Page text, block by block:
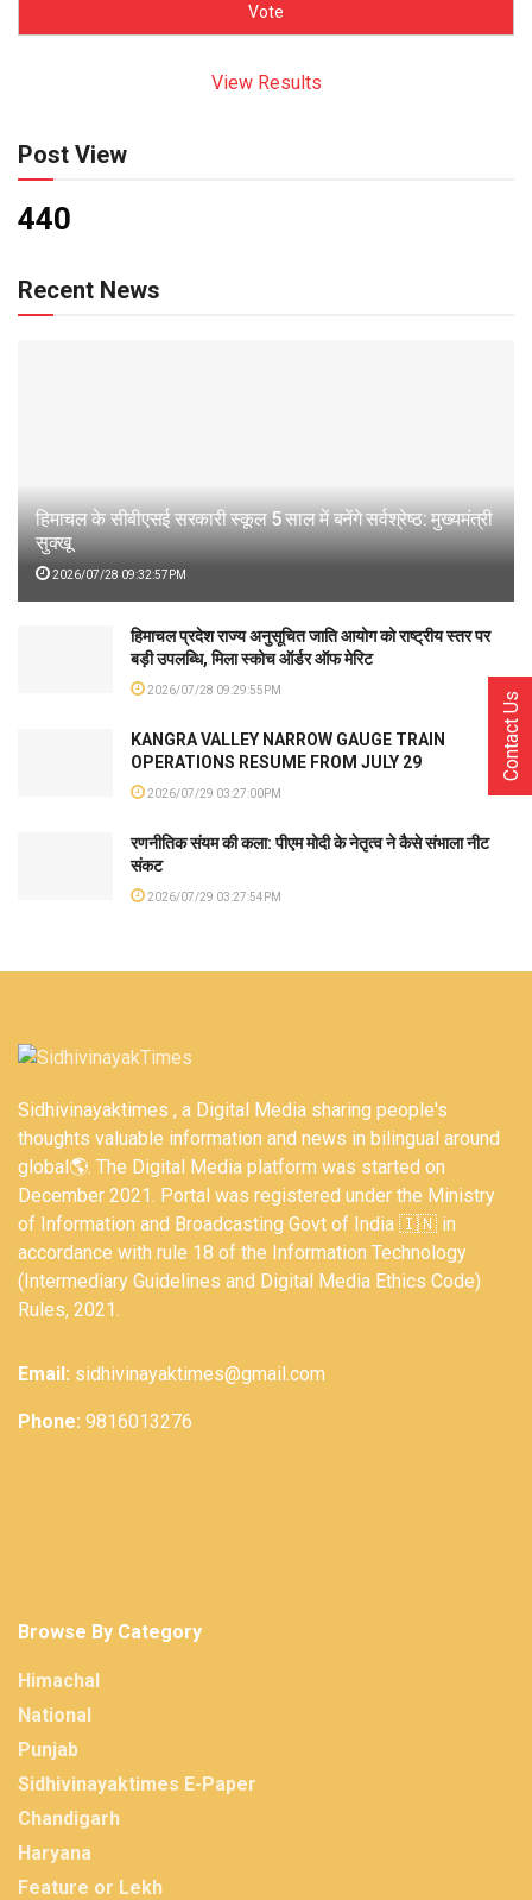
View Results
Post View
440
Recent News
हिमाचल के सीबीएसई सरकारी स्कूल 5 साल में बनेंगे सर्वश्रेष्ठ: मुख्यमंत्री
सुक्खू
2026/07/28 09:32:57PM
हिमाचल प्रदेश राज्य अनुसूचित जाति आयोग को राष्ट्रीय स्तर पर
बड़ी उपलब्धि, मिला स्कोच ऑर्डर ऑफ मेरिट
2026/07/28 09:29:55PM
KANGRA VALLEY NARROW GAUGE TRAIN
OPERATIONS RESUME FROM JULY 29
2026/07/29 03:27:00PM
रणनीतिक संयम की कला: पीएम मोदी के नेतृत्व ने कैसे संभाला नीट
संकट
2026/07/29 03:27:54PM
Sidhivinayaktimes , a Digital Media sharing people's
thoughts valuable information and news in bilingual around
global🌎. The Digital Media platform was started on
December 2021. Portal was registered under the Ministry
of Information and Broadcasting Govt of India 🇮🇳 in
accordance with rule 18 of the Information Technology
(Intermediary Guidelines and Digital Media Ethics Code)
Rules, 2021.
Email: sidhivinayaktimes@gmail.com
Phone: 9816013276
Browse By Category
Himachal
National
Punjab
Sidhivinayaktimes E-Paper
Chandigarh
Haryana
Feature or Lekh
Contact Us